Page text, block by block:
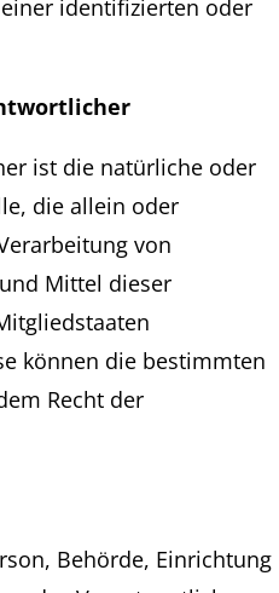
identifizierten oder
ist die natürliche oder
die allein oder
von
Mittel dieser
können die bestimmten
Recht der
Behörde, Einrichtung